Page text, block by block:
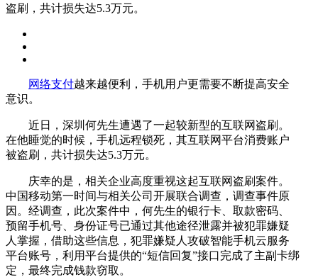
盗刷，共计损失达5.3万元。
网络支付越来越便利，手机用户更需要不断提高安全
意识。
近日，深圳何先生遭遇了一起较新型的互联网盗刷。
在他睡觉的时候，手机远程锁死，其互联网平台消费账户
被盗刷，共计损失达5.3万元。
庆幸的是，相关企业高度重视这起互联网盗刷案件。
中国移动第一时间与相关公司开展联合调查，调查事件原
因。经调查，此次案件中，何先生的银行卡、取款密码、
预留手机号、身份证号已通过其他途径泄露并被犯罪嫌疑
人掌握，借助这些信息，犯罪嫌疑人攻破智能手机云服务
平台账号，利用平台提供的“短信回复”接口完成了主副卡绑
定，最终完成钱款窃取。